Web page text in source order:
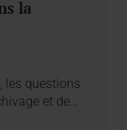
la
les questions
et de…